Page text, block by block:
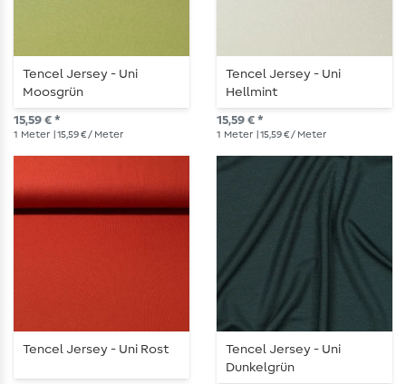
Tencel Jersey - Uni
Moosgrün
15,59 € *
1 Meter | 15,59 € / Meter
Tencel Jersey - Uni
Hellmint
15,59 € *
1 Meter | 15,59 € / Meter
Tencel Jersey - Uni Rost
Tencel Jersey - Uni
Dunkelgrün